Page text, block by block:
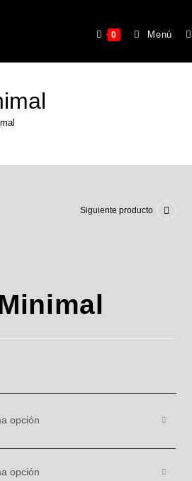
0 Menú
Siguiente producto
opción
opción